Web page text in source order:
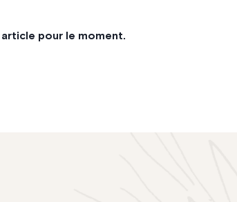
article pour le moment.